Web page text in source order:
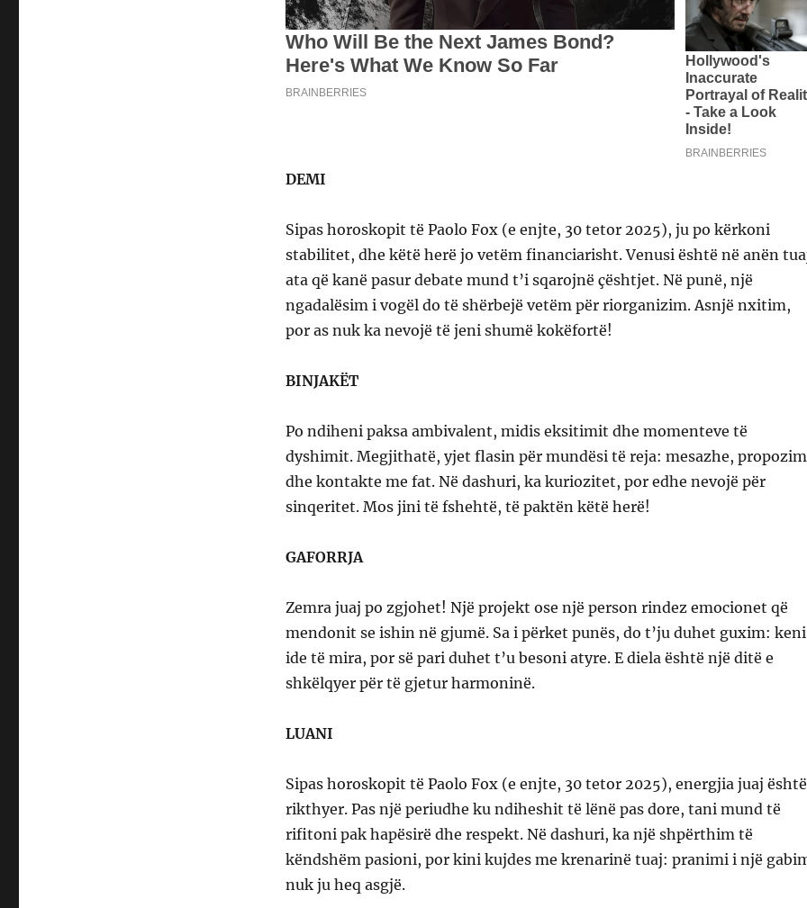
DEMI
Sipas horoskopit të Paolo Fox (e enjte, 30 tetor 2025), ju po kërkoni
stabilitet, dhe këtë herë jo vetëm financiarisht. Venusi është në anën
ata që kanë pasur debate mund t’i sqarojnë çështjet. Në punë, një
ngadalësim i vogël do të shërbejë vetëm për riorganizim. Asnjë nxitim,
por as nuk ka nevojë të jeni shumë kokëfortë!
BINJAKËT
Po ndiheni paksa ambivalent, midis eksitimit dhe momenteve të
dyshimit. Megjithatë, yjet flasin për mundësi të reja: mesazhe,
dhe kontakte me fat. Në dashuri, ka kuriozitet, por edhe nevojë për
sinqeritet. Mos jini të fshehtë, të paktën këtë herë!
GAFORRJA
Zemra juaj po zgjohet! Një projekt ose një person rindez emocionet që
mendonit se ishin në gjumë. Sa i përket punës, do t’ju duhet guxim: keni
ide të mira, por së pari duhet t’u besoni atyre. E diela është një ditë e
shkëlqyer për të gjetur harmoninë.
LUANI
Sipas horoskopit të Paolo Fox (e enjte, 30 tetor 2025), energjia juaj është
rikthyer. Pas një periudhe ku ndiheshit të lënë pas dore, tani mund të
rifitoni pak hapësirë ​​dhe respekt. Në dashuri, ka një shpërthim të
këndshëm pasioni, por kini kujdes me krenarinë tuaj: pranimi i një
nuk ju heq asgjë.